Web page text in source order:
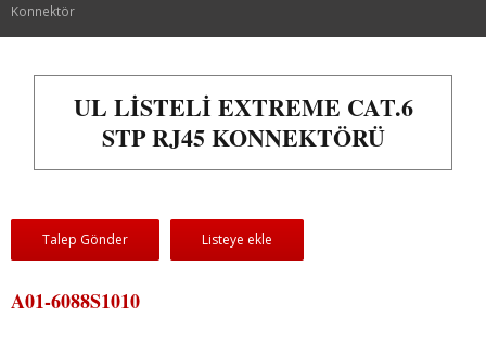
Konnektör
UL LISTELI EXTREME CAT.6
STP RJ45 KONNEKTÖRÜ
Talep Gönder Listeye ekle
A01-6088S1010